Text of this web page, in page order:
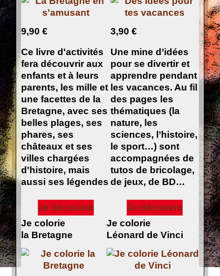
9,90 €
Ce livre d'activités
fera découvrir aux
enfants et à leurs
parents, les mille et
une facettes de la
Bretagne, avec ses
belles plages, ses
phares, ses
châteaux et ses
villes chargées
d'histoire, mais
aussi ses légendes
Je découvre
3,90 €
Une mine d’idées
pour se divertir et
apprendre pendant
les vacances. Au fil
des pages les
thématiques (la
nature, les
sciences, l’histoire,
le sport…) sont
accompagnées de
tutos de bricolage,
de jeux, de BD…
Je découvre
Je colorie
la Bretagne
Je colorie
Léonard de Vinci